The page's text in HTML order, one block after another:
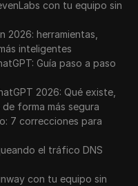
con tu equipo sin
2026: herramientas,
inteligentes
Guía paso a paso
2026: Qué existe,
forma más segura
7 correcciones para
el tráfico DNS
con tu equipo sin